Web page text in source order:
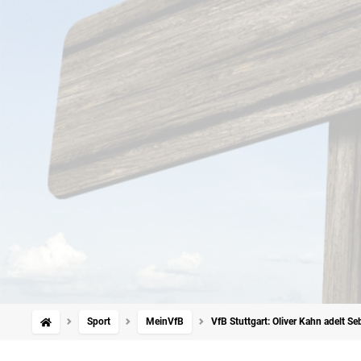
Sport MeinVfB VfB Stuttgart: Oliver Kahn adelt